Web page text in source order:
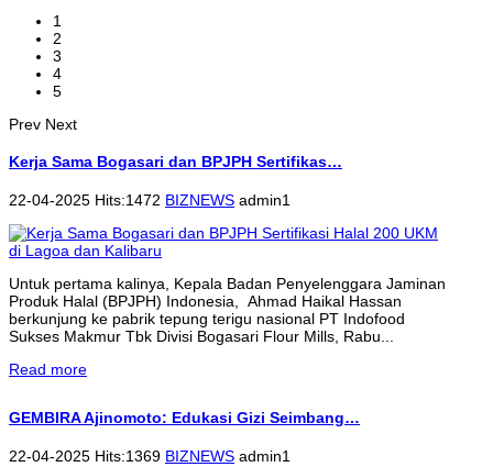
1
2
3
4
5
Prev Next
Kerja Sama Bogasari dan BPJPH Sertifikas…
22-04-2025 Hits:1472 BIZNEWS admin1
Untuk pertama kalinya, Kepala Badan Penyelenggara Jaminan
Produk Halal (BPJPH) Indonesia, Ahmad Haikal Hassan
berkunjung ke pabrik tepung terigu nasional PT Indofood
Sukses Makmur Tbk Divisi Bogasari Flour Mills, Rabu...
Read more
GEMBIRA Ajinomoto: Edukasi Gizi Seimbang…
22-04-2025 Hits:1369 BIZNEWS admin1